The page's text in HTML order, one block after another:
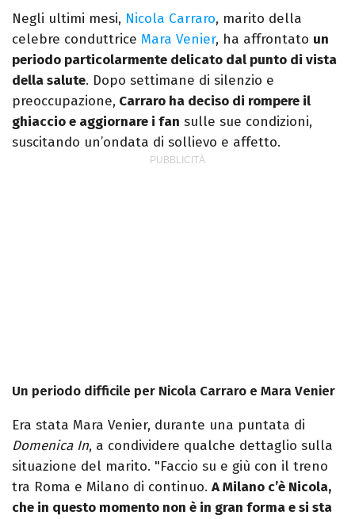
come Fashion Editor. Si specializza poi in
Comunicazione digitale, Giornalismo e
Nuovi media presso La Sapienza,
collaborando con alcune testate ed uffici
stampa.
Negli ultimi mesi, Nicola Carraro, marito della
celebre conduttrice Mara Venier, ha affrontato un
periodo particolarmente delicato dal punto di vista
della salute. Dopo settimane di silenzio e
preoccupazione, Carraro ha deciso di rompere il
ghiaccio e aggiornare i fan sulle sue condizioni,
suscitando un’ondata di sollievo e affetto.
Un periodo difficile per Nicola Carraro e Mara Venier
Era stata Mara Venier, durante una puntata di
Domenica In, a condividere qualche dettaglio sulla
situazione del marito. "Faccio su e giù con il treno
tra Roma e Milano di continuo. A Milano c’è Nicola,
che in questo momento non è in gran forma e si sta